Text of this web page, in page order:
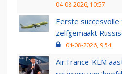
04-08-2026, 10:57
Eerste
zelfgemaakt
04-08-2026, 9:54
Air France-KLM